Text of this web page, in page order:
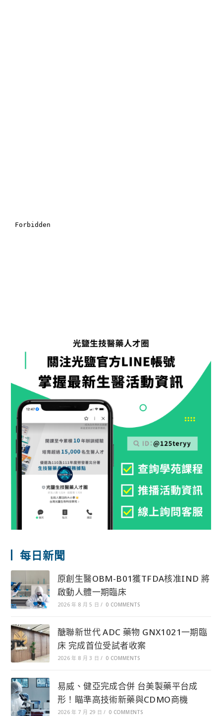
每日新聞
原創生醫OBM-B01獲TFDA核准IND 將
啟動人體一期臨床
2026 年 8 月 5 日 / 0 COMMENTS
醣聯新世代 ADC 藥物 GNX1021一期臨
床 完成首位受試者收案
2026 年 8 月 3 日 / 0 COMMENTS
易威、健亞完成合併 台美製藥平台成
形！瞄準高技術新藥與CDMO商機
2026 年 7 月 29 日 / 0 COMMENTS